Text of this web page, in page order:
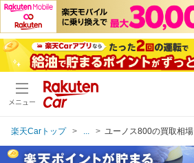
メニュー
楽天Carトップ ユーノス800の買取相場